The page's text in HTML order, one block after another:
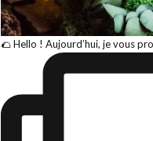
🌮 Hello ! Aujourd’hui, je vous